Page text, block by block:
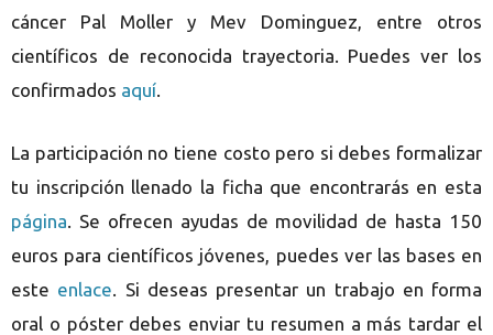
cáncer Pal Moller y Mev Dominguez, entre otros
científicos de reconocida trayectoria. Puedes ver los
confirmados aquí.
La participación no tiene costo pero si debes formalizar
tu inscripción llenado la ficha que encontrarás en esta
página. Se ofrecen ayudas de movilidad de hasta 150
euros para científicos jóvenes, puedes ver las bases en
este enlace. Si deseas presentar un trabajo en forma
oral o póster debes enviar tu resumen a más tardar el